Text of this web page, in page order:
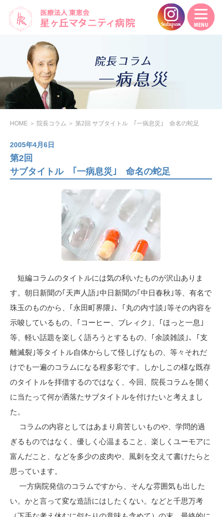
HOME ＞ 院長コラム ＞ 第2回 サブタイトル ｢一病息災｣ 命名の蛇足
2005年4月6日
第2回
サブタイトル ｢一病息災｣ 命名の蛇足
短編コラムのタイトルには気の利いたものが沢山ありま
す。朝日新聞の｢天声人語｣中日新聞の｢中日春秋｣等、有名で
珠玉のものから、｢永田町界隈｣、｢丸の内寸談｣等その内容を
示唆しているもの、｢コーヒー、ブレィク｣、｢ほっと一息｣
等、軽い話題を楽しく語ろうとするもの、｢余談雑談｣、｢支
離滅裂｣等タイトル自体からして怪しげなもの、等々それだ
けでも一遍のコラムになる程多彩です。しかしこの様な既存
のタイトルを拝借するのではなく、今回、院長コラムを開く
に当たって何か洒落たサブタイトルを付けたいと考えまし
た。
コラムの内容としてはあまり肩苦しいものや、学問的過
ぎるものではなく、優しく心温まること、楽しくユーモアに
富んだこと、などを多少の皮肉や、風刺を交えて書けたらと
思っています。
一方病院発信のコラムですから、そんな雰囲気も出した
い。かと言って変な造語にはしたくない。などと千思万考